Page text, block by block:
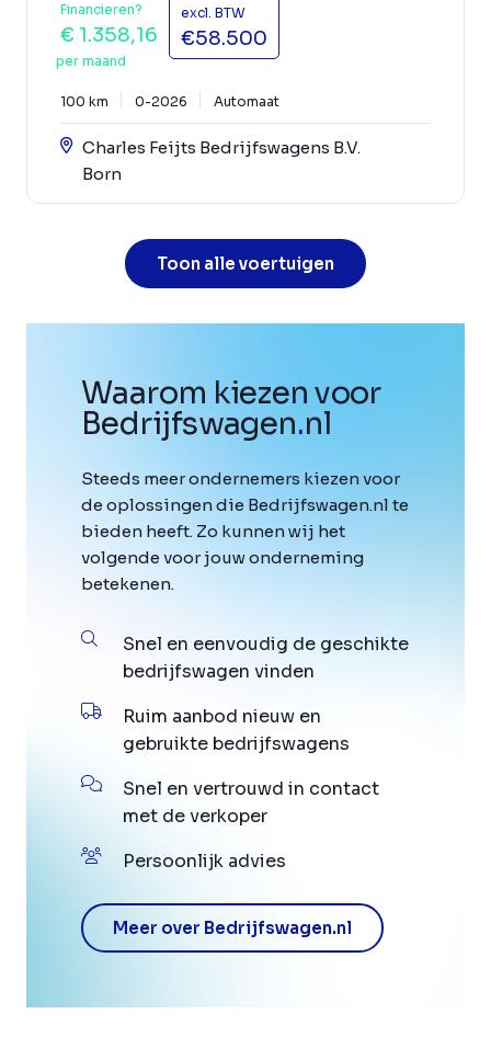
Financieren?
€ 1.358,16
per maand
excl. BTW
€58.500
100 km 0-2026 Automaat
Charles Feijts Bedrijfswagens B.V.
Born
Toon alle voertuigen
Waarom kiezen voor
Bedrijfswagen.nl
Steeds meer ondernemers kiezen voor
de oplossingen die Bedrijfswagen.nl te
bieden heeft. Zo kunnen wij het
volgende voor jouw onderneming
betekenen.
Snel en eenvoudig de geschikte
bedrijfswagen vinden
Ruim aanbod nieuw en
gebruikte bedrijfswagens
Snel en vertrouwd in contact
met de verkoper
Persoonlijk advies
Meer over Bedrijfswagen.nl